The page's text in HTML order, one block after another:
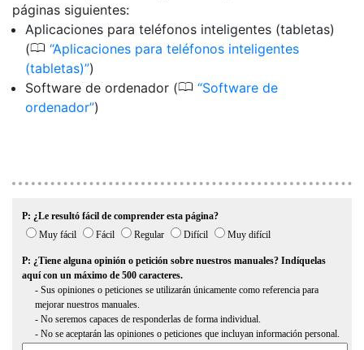
páginas siguientes:
Aplicaciones para teléfonos inteligentes (tabletas)
(0 Aplicaciones para teléfonos inteligentes
(tabletas) )
Software de ordenador (0 Software de
ordenador )